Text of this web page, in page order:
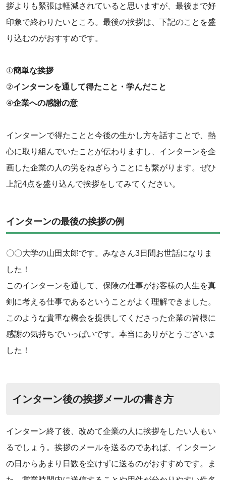
拶よりも緊張は軽減されていると思いますが、最後まで好
印象で終わりたいところ。最後の挨拶は、下記のことを盛
り込むのがおすすめです。
‌①簡単な挨拶
‌②インターンを通して得たこと・学んだこと
‌④企業への感謝の意
‌インターンで得たことと今後の生かし方を話すことで、熱
心に取り組んでいたことが伝わりますし、インターンを企
画した企業の人の労をねぎらうことにも繋がります。ぜひ
上記4点を盛り込んで挨拶をしてみてください。
インターンの最後の挨拶の例
〇〇大学の山田太郎です。みなさん3日間お世話になりま
した！
‌このインターンを通して、保険の仕事がお客様の人生を真
剣に考える仕事であるということがよく理解できました。
‌このような貴重な機会を提供してくださった企業の皆様に
感謝の気持ちでいっぱいです。本当にありがとうございま
した！
‌インターン後の挨拶メールの書き方
インターン終了後、改めて企業の人に挨拶をしたい人もい
るでしょう。挨拶のメールを送るのであれば、インターン
の日からあまり日数を空けずに送るのがおすすめです。ま